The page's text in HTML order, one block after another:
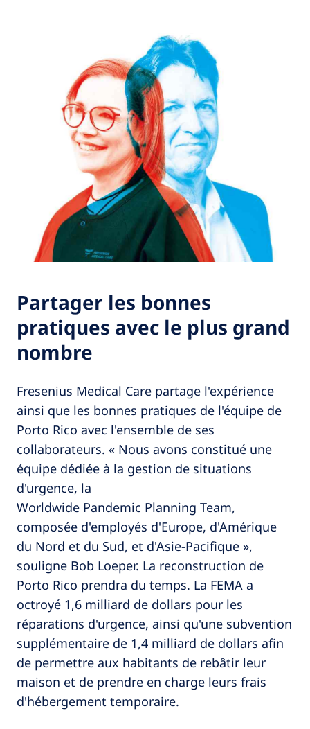
Partager les bonnes
pratiques avec le plus grand
nombre
Fresenius Medical Care partage l'expérience
ainsi que les bonnes pratiques de l'équipe de
Porto Rico avec l'ensemble de ses
collaborateurs. « Nous avons constitué une
équipe dédiée à la gestion de situations
d'urgence, la
Worldwide Pandemic Planning Team,
composée d'employés d'Europe, d'Amérique
du Nord et du Sud, et d'Asie-Pacifique »,
souligne Bob Loeper. La reconstruction de
Porto Rico prendra du temps. La FEMA a
octroyé 1,6 milliard de dollars pour les
réparations d'urgence, ainsi qu'une subvention
supplémentaire de 1,4 milliard de dollars afin
de permettre aux habitants de rebâtir leur
maison et de prendre en charge leurs frais
d'hébergement temporaire.